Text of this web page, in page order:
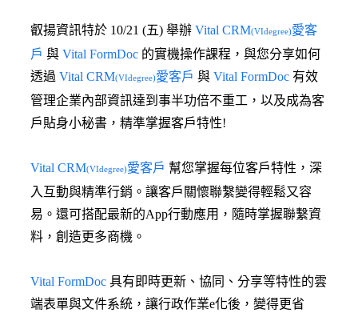
叡揚資訊特於 10/21 (五) 舉辦 Vital CRM(VIdegree)愛客
戶 與 Vital FormDoc 的實機操作課程，與您分享如何
透過 Vital CRM(VIdegree)愛客戶 與 Vital FormDoc 有效
管理企業內部資訊達到事半功倍不重工，以及成為客
戶貼身小秘書，精準掌握客戶特性!
Vital CRM(VIdegree)愛客戶 幫您掌握每位客戶特性，深
入互動與精準行銷。讓客戶關懷聯繫變得輕鬆又容
易。還可搭配最新的App行動應用，隨時掌握聯繫資
料，創造更多商機。
Vital FormDoc 具有即時更新、協同、分享等特性的雲
端表單與文件系統，讓行政作業e化後，變得更省